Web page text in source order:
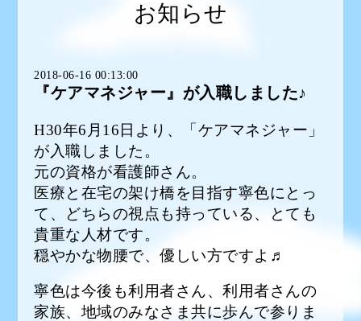
お知らせ
2018-06-16 00:13:00
『ケアマネジャー』が入職しました♪
H30年6月16日より、「ケアマネジャー」
が入職しました。
元の資格が看護師さん。
医療と在宅の架け橋を目指す寧色にとっ
て、どちらの視点も持っている、とても
貴重な人材です。
穏やかな物腰で、優しい方ですよ♬
寧色は今後も利用者さん、利用者さんの
家族、地域のみなさま共に歩んで参りま